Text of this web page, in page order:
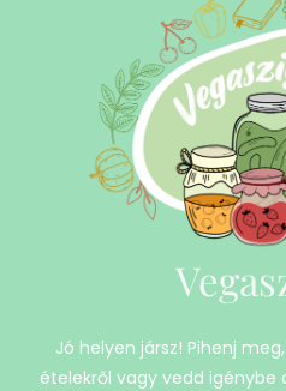
Jó helyen jársz! Pihenj
ételekről vagy vedd igénybe